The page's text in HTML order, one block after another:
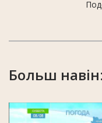
Больш навін: